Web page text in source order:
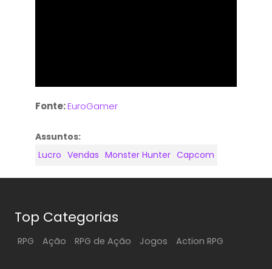
Fonte:EuroGamer
Assuntos:
Lucro Vendas Monster Hunter Capcom
Top Categorias
RPG Ação RPG de Ação Jogos Action RPG